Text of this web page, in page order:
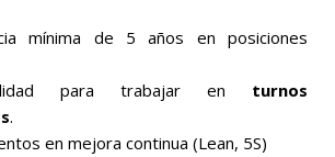
mínima de 5 años en posiciones
para trabajar en turnos
.
en mejora continua (Lean, 5S)